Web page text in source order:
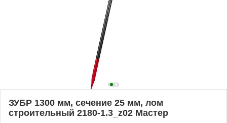
ЗУБР 1300 мм, сечение 25 мм, лом
строительный 2180-1.3_z02 Мастер